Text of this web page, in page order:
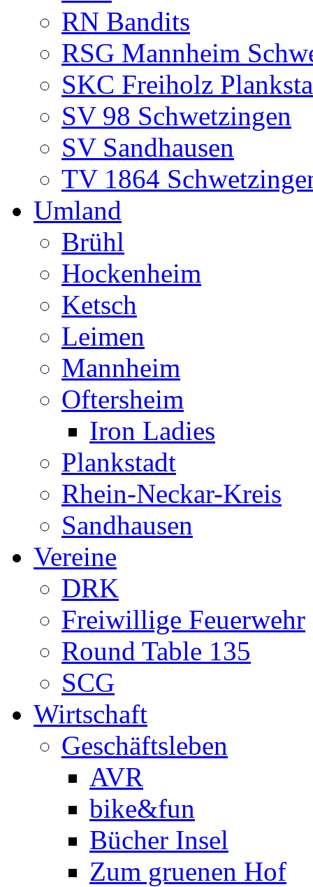
RN Bandits
RSG Mannheim
SKC Freiholz
SV 98 Schwetzingen
SV Sandhausen
TV 1864
Umland
Brühl
Hockenheim
Ketsch
Leimen
Mannheim
Oftersheim
Iron Ladies
Plankstadt
Rhein-Neckar-Kreis
Sandhausen
Vereine
DRK
Freiwillige Feuerwehr
Round Table 135
SCG
Wirtschaft
Geschäftsleben
AVR
bike&fun
Bücher Insel
Zum gruenen Hof